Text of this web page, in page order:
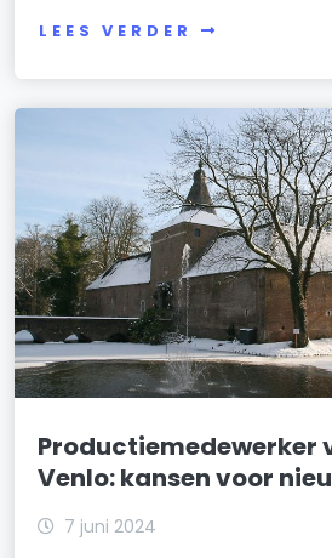
LEES VERDER
Productiemedewerker
Venlo: kansen voor
7 juni 2024